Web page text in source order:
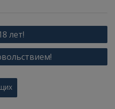
лет!